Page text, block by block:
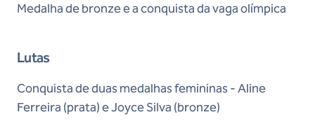
Medalha de bronze e a conquista da vaga olímpica
Lutas
Conquista de duas medalhas femininas - Aline
Ferreira (prata) e Joyce Silva (bronze)